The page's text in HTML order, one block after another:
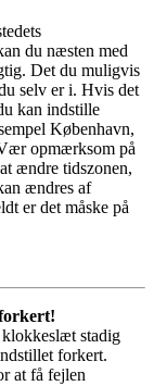
du næsten med
Det du muligvis
selv er i. Hvis det
kan indstille
København,
opmærksom på
ændre tidszonen,
ændres af
er det måske på
stadig
forkert.
at få fejlen